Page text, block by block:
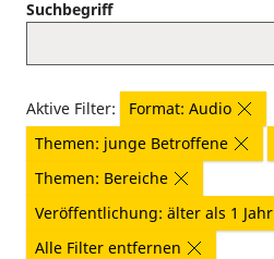
Suchbegriff
Aktive Filter:
Format: Audio
Themen: junge Betroffene
Themen: Bereiche
Veröffentlichung: älter als 1 Jahr
Alle Filter entfernen